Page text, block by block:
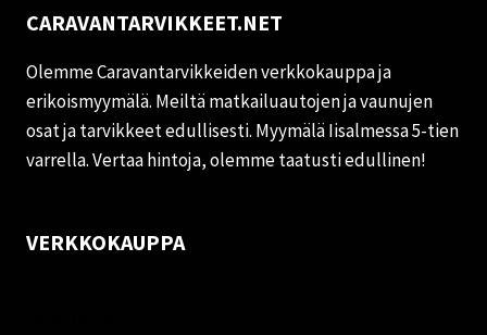
CARAVANTARVIKKEET.NET
Olemme Caravantarvikkeiden verkkokauppa ja
erikoismyymälä. Meiltä matkailuautojen ja vaunujen
osat ja tarvikkeet edullisesti. Myymälä Iisalmessa 5-tien
varrella. Vertaa hintoja, olemme taatusti edullinen!
VERKKOKAUPPA